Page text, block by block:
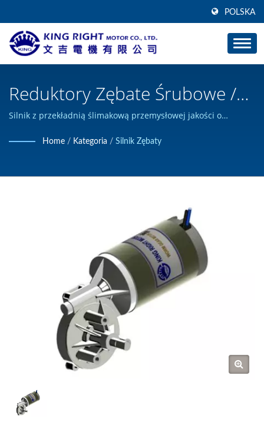
POLSKA
Reduktory Zębate Śrubowe /
Producent Silników Prądu
Stałego O Dużej Mocy | KING
Silnik z przekładnią ślimakową przemysłowej jakości o
budować niestandardowe produkty z silnikiem prądu stałego i
Home / Kategoria / Silnik Zębaty